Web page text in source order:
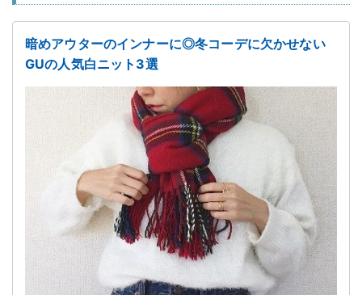
暗めアウターのインナーに◎冬コーデに欠かせない
GUの人気白ニット3選